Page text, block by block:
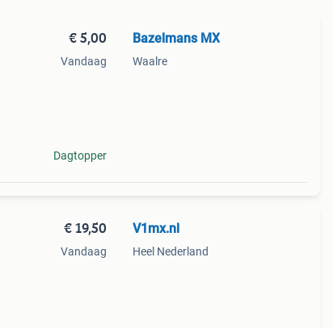
€ 5,00
Vandaag
Dagtopper
Bazelmans MX
Waalre
€ 19,50
Vandaag
V1mx.nl
Heel Nederland